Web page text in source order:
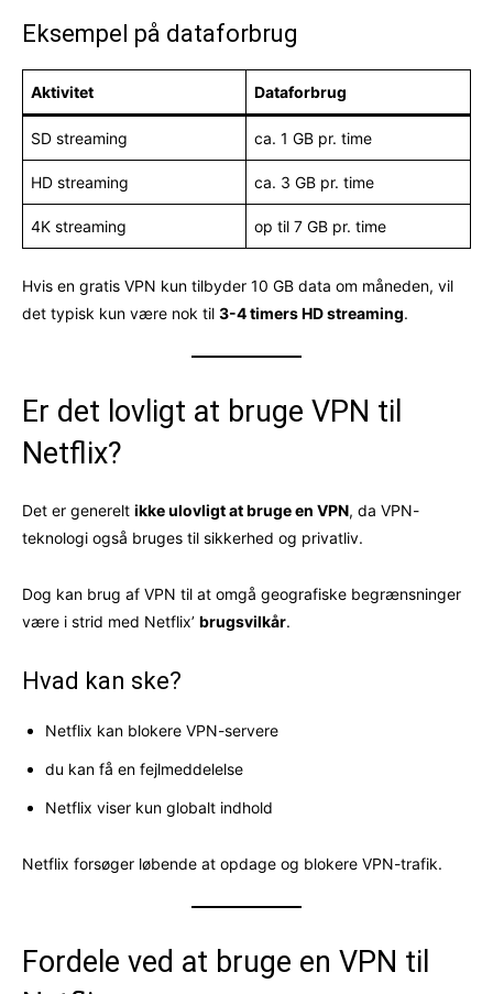
Eksempel på dataforbrug
Aktivitet Dataforbrug
SD streaming ca. 1 GB pr. time
HD streaming ca. 3 GB pr. time
4K streaming op til 7 GB pr. time
Hvis en gratis VPN kun tilbyder 10 GB data om måneden, vil
det typisk kun være nok til 3-4 timers HD streaming.
Er det lovligt at bruge VPN til
Netflix?
Det er generelt ikke ulovligt at bruge en VPN, da VPN-
teknologi også bruges til sikkerhed og privatliv.
Dog kan brug af VPN til at omgå geografiske begrænsninger
være i strid med Netflix’ brugsvilkår.
Hvad kan ske?
Netflix kan blokere VPN-servere
du kan få en fejlmeddelelse
Netflix viser kun globalt indhold
Netflix forsøger løbende at opdage og blokere VPN-trafik.
Fordele ved at bruge en VPN til